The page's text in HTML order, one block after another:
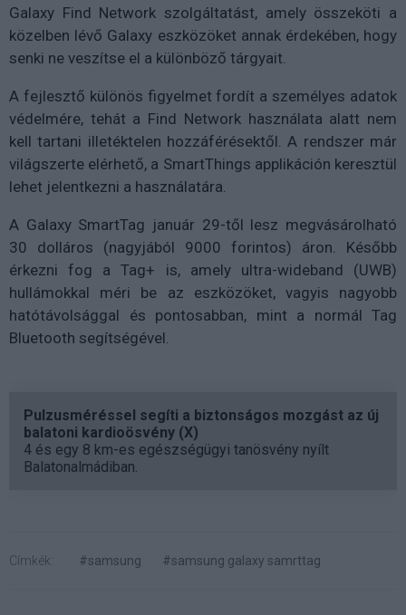
Galaxy Find Network szolgáltatást, amely összeköti a
közelben lévő Galaxy eszközöket annak érdekében, hogy
senki ne veszítse el a különböző tárgyait.
A fejlesztő különös figyelmet fordít a személyes adatok
védelmére, tehát a Find Network használata alatt nem
kell tartani illetéktelen hozzáférésektől. A rendszer már
világszerte elérhető, a SmartThings applikáción keresztül
lehet jelentkezni a használatára.
A Galaxy SmartTag január 29-től lesz megvásárolható
30 dolláros (nagyjából 9000 forintos) áron. Később
érkezni fog a Tag+ is, amely ultra-wideband (UWB)
hullámokkal méri be az eszközöket, vagyis nagyobb
hatótávolsággal és pontosabban, mint a normál Tag
Bluetooth segítségével.
Pulzusméréssel segíti a biztonságos mozgást az új
balatoni kardioösvény (X)
4 és egy 8 km-es egészségügyi tanösvény nyílt
Balatonalmádiban.
Címkék: #samsung #samsung galaxy samrttag